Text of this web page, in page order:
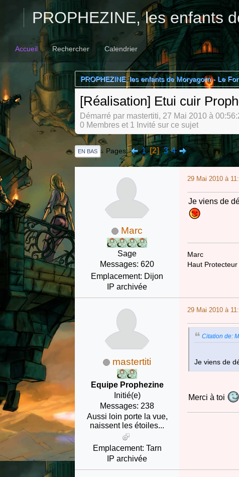
PROPHEZINE, les enfants
Accueil Rechercher Calendrier
PROPHEZINE, les enfants de Moryagorn - Le
[Réalisation] Etui cuir
Démarré par mastertiti, 27 Mai 2010 à
0 Membres et 1 Invité sur ce sujet
EN BAS Pages 1 2 3 4
Marc
Sage
Messages: 620
Emplacement: Dijon
IP archivée
29 Mai 2010 à
Je viens de
Marc
Haut
mastertiti
Equipe Prophezine
Initié(e)
Messages: 238
Aussi loin porte la vue,
naissent les étoiles...
Emplacement: Tarn
IP archivée
29 Mai 2010 à
Citation de:
Je viens de
Merci à toi